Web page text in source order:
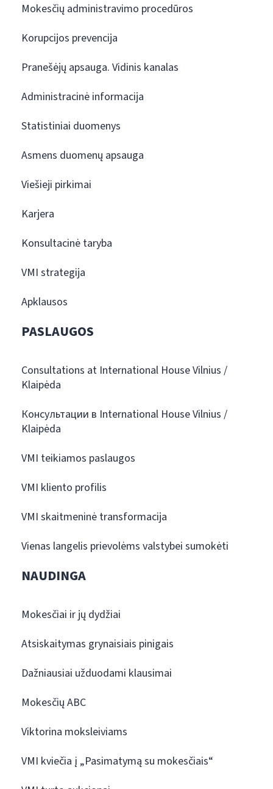
Mokesčių administravimo procedūros
Korupcijos prevencija
Pranešėjų apsauga. Vidinis kanalas
Administracinė informacija
Statistiniai duomenys
Asmens duomenų apsauga
Viešieji pirkimai
Karjera
Konsultacinė taryba
VMI strategija
Apklausos
PASLAUGOS
Consultations at International House Vilnius /
Klaipėda
Консультации в International House Vilnius /
Klaipėda
VMI teikiamos paslaugos
VMI kliento profilis
VMI skaitmeninė transformacija
Vienas langelis prievolėms valstybei sumokėti
NAUDINGA
Mokesčiai ir jų dydžiai
Atsiskaitymas grynaisiais pinigais
Dažniausiai užduodami klausimai
Mokesčių ABC
Viktorina moksleiviams
VMI kviečia į „Pasimatymą su mokesčiais“